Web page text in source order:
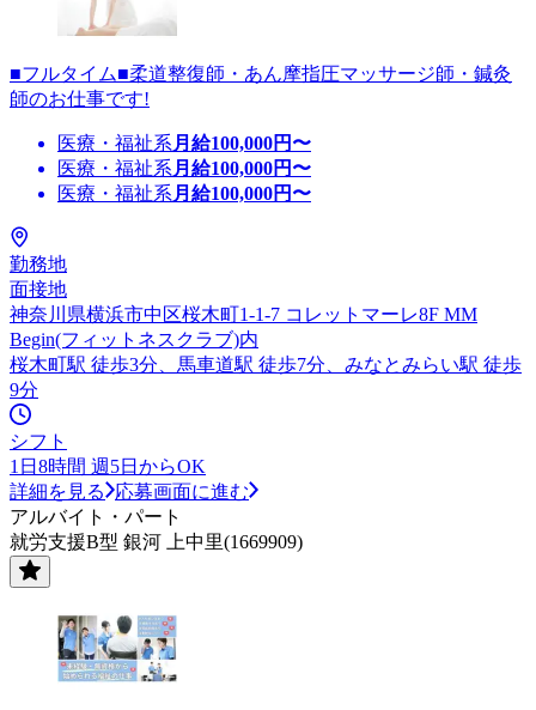
■フルタイム■柔道整復師・あん摩指圧マッサージ師・鍼灸
師のお仕事です!
医療・福祉系 月給100,000円〜
医療・福祉系 月給100,000円〜
医療・福祉系 月給100,000円〜
勤務地
面接地
神奈川県横浜市中区桜木町1-1-7 コレットマーレ8F MM
Begin(フィットネスクラブ)内
桜木町駅 徒歩3分、馬車道駅 徒歩7分、みなとみらい駅 徒歩
9分
シフト
1日8時間 週5日からOK
詳細を見る
応募画面に進む
アルバイト・パート
就労支援B型 銀河 上中里(1669909)